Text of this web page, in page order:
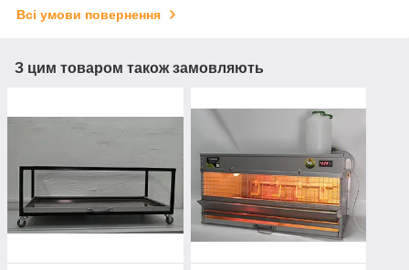
Всі умови повернення
З цим товаром також замовляють